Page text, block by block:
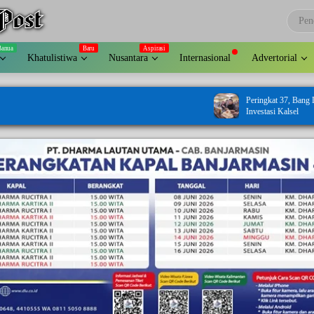
Khatulistiwa Nusantara Internasional Advertorial
Peringkat 37, Bang Dhin Desak Evaluasi Pelayanan